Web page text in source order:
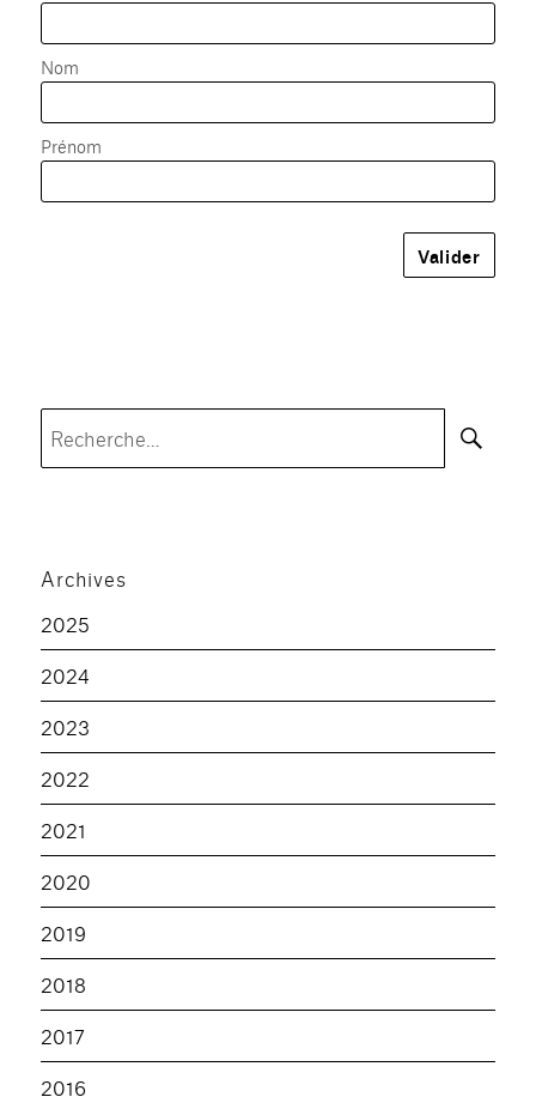
Nom
Prénom
Archives
2025
2024
2023
2022
2021
2020
2019
2018
2017
2016